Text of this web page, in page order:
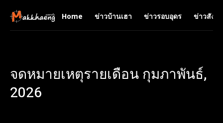
Home ข่าวบ้านเฮา ข่าวรอบอุดร ข่าวสังค
จดหมายเหตุรายเดือน กุมภาพันธ์,
2026